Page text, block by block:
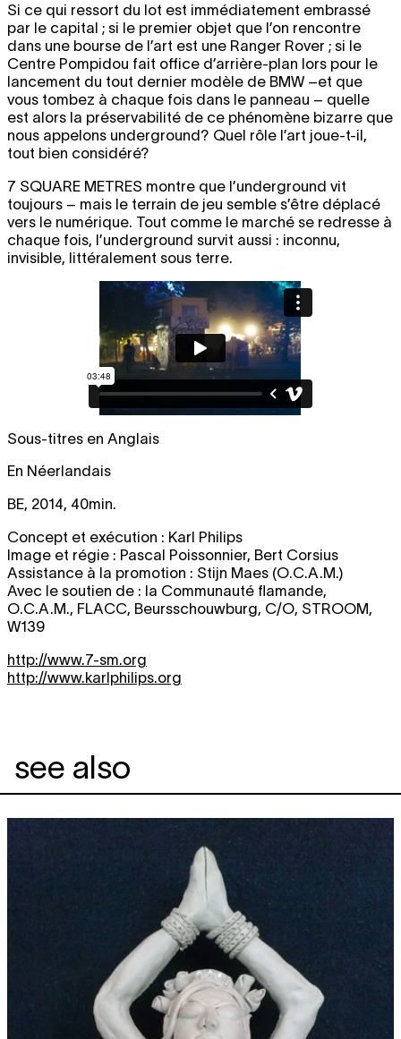
Si ce qui ressort du lot est immédiatement embrassé
par le capital ; si le premier objet que l’on rencontre
dans une bourse de l’art est une Ranger Rover ; si le
Centre Pompidou fait office d’arrière-plan lors pour le
lancement du tout dernier modèle de BMW –et que
vous tombez à chaque fois dans le panneau – quelle
est alors la préservabilité de ce phénomène bizarre que
nous appelons underground? Quel rôle l’art joue-t-il,
tout bien considéré?
7 SQUARE METRES montre que l’underground vit
toujours – mais le terrain de jeu semble s’être déplacé
vers le numérique. Tout comme le marché se redresse à
chaque fois, l’underground survit aussi : inconnu,
invisible, littéralement sous terre.
Sous-titres en Anglais
En Néerlandais
BE, 2014, 40min.
Concept et exécution : Karl Philips
Image et régie : Pascal Poissonnier, Bert Corsius
Assistance à la promotion : Stijn Maes (O.C.A.M.)
Avec le soutien de : la Communauté flamande,
O.C.A.M., FLACC, Beursschouwburg, C/O, STROOM,
W139
http://www.7-sm.org
http://www.karlphilips.org
see also